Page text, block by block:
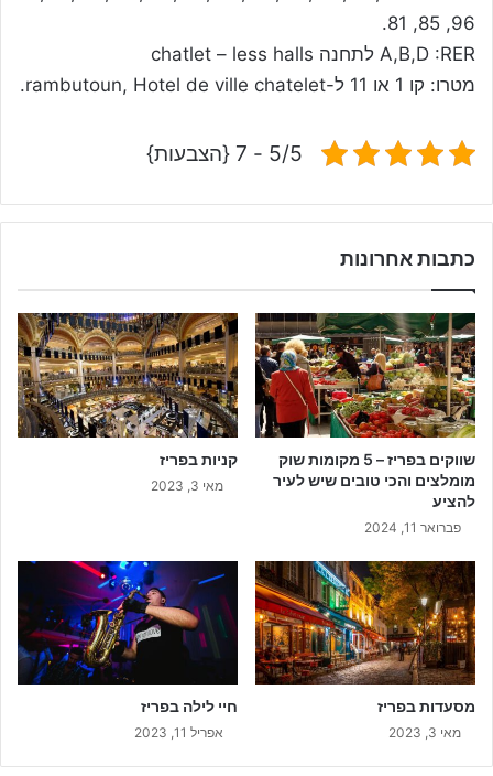
96, 85, 81.
A,B,D :RER לתחנה chatlet – less halls
מטרו: קו 1 או 11 ל-rambutoun, Hotel de ville chatelet.
5/5 - 7 {הצבעות}
כתבות אחרונות
שווקים בפריז – 5 מקומות שוק
מומלצים והכי טובים שיש לעיר
להציע
פברואר 11, 2024
קניות בפריז
מאי 3, 2023
מסעדות בפריז
מאי 3, 2023
חיי לילה בפריז
אפריל 11, 2023